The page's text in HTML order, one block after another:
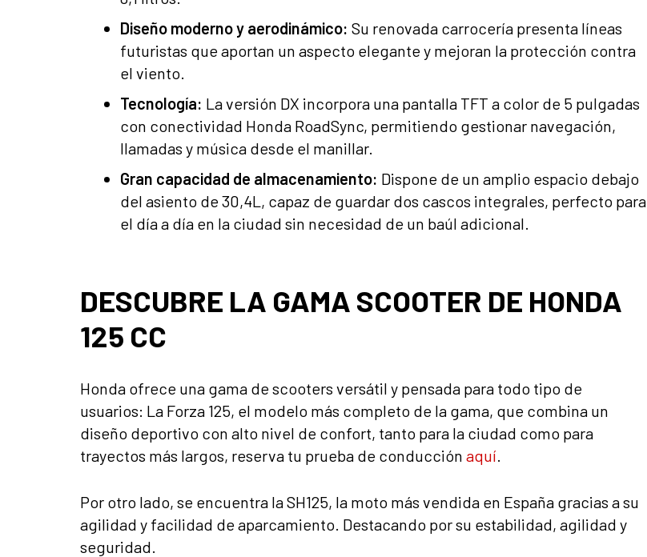
Diseño moderno y aerodinámico: Su renovada carrocería presenta líneas
futuristas que aportan un aspecto elegante y mejoran la protección contra
el viento.
Tecnología: La versión DX incorpora una pantalla TFT a color de 5 pulgadas
con conectividad Honda RoadSync, permitiendo gestionar navegación,
llamadas y música desde el manillar.
Gran capacidad de almacenamiento: Dispone de un amplio espacio debajo
del asiento de 30,4L, capaz de guardar dos cascos integrales, perfecto para
el día a día en la ciudad sin necesidad de un baúl adicional.
DESCUBRE LA GAMA SCOOTER DE HONDA
125 CC
Honda ofrece una gama de scooters versátil y pensada para todo tipo de
usuarios: La Forza 125, el modelo más completo de la gama, que combina un
diseño deportivo con alto nivel de confort, tanto para la ciudad como para
trayectos más largos, reserva tu prueba de conducción aquí
Por otro lado, se encuentra la SH125, la moto más vendida en España gracias a su
agilidad y facilidad de aparcamiento. Destacando por su estabilidad, agilidad y
seguridad.